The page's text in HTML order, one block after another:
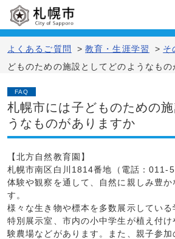
よくあるご質問 > 教育・生涯学習 > そ
どものための施設としてどのようなも
FAQ
札幌市には子どものための
うなものがありますか
【北方自然教育園】
札幌市南区白川1814番地（電話：011-
体験や観察を通して、自然に親しみ豊
す。
様々な生き物や標本を多数展示してい
特別展示室、市内の小中学生が植え付
験農場などがあります。また、親子参加